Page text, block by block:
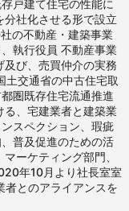
戸建て住宅の性能に
社化させる形で設立
の不動産・建築事業
執行役員 不動産事業
び、売買仲介の実務
土交通省の中古住宅取
圏既存住宅流通推進
る、宅建業者と建築業
スペクション、瑕疵
普及促進のための活
ーケティング部門、
年10月より社長室室
者とのアライアンスを